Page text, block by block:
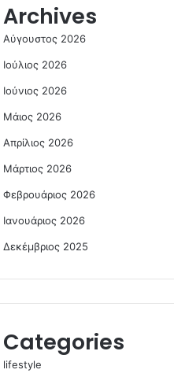
Archives
Αύγουστος 2026
Ιούλιος 2026
Ιούνιος 2026
Μάιος 2026
Απρίλιος 2026
Μάρτιος 2026
Φεβρουάριος 2026
Ιανουάριος 2026
Δεκέμβριος 2025
Categories
lifestyle